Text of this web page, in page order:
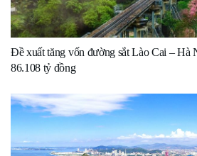
Đề xuất tăng vốn đường sắt Lào Cai – Hà
86.108 tỷ đồng